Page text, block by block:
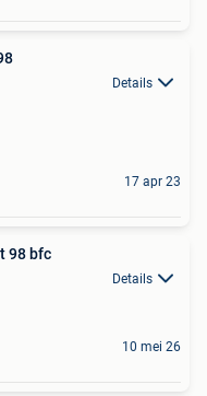
Details
17 apr 23
98 bfc
Details
10 mei 26